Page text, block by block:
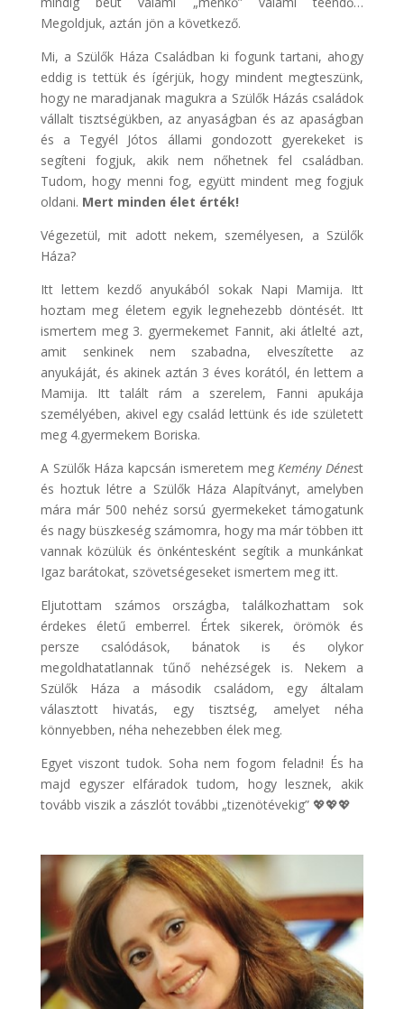
Megoldjuk, aztán jön a következő.
Mi, a Szülők Háza Családban ki fogunk tartani, ahogy
eddig is tettük és ígérjük, hogy mindent megteszünk,
hogy ne maradjanak magukra a Szülők Házás családok
vállalt tisztségükben, az anyaságban és az apaságban
és a Tegyél Jótos állami gondozott gyerekeket is
segíteni fogjuk, akik nem nőhetnek fel családban.
Tudom, hogy menni fog, együtt mindent meg fogjuk
oldani. Mert minden élet érték!
Végezetül, mit adott nekem, személyesen, a Szülők
Háza?
Itt lettem kezdő anyukából sokak Napi Mamija. Itt
hoztam meg életem egyik legnehezebb döntését. Itt
ismertem meg 3. gyermekemet Fannit, aki átlelté azt,
amit senkinek nem szabadna, elveszítette az
anyukáját, és akinek aztán 3 éves korától, én lettem a
Mamija. Itt talált rám a szerelem, Fanni apukája
személyében, akivel egy család lettünk és ide született
meg 4.gyermekem Boriska.
A Szülők Háza kapcsán ismeretem meg Kemény Dénest
és hoztuk létre a Szülők Háza Alapítványt, amelyben
mára már 500 nehéz sorsú gyermekeket támogatunk
és nagy büszkeség számomra, hogy ma már többen itt
vannak közülük és önkéntesként segítik a munkánkat
Igaz barátokat, szövetségeseket ismertem meg itt.
Eljutottam számos országba, találkozhattam sok
érdekes életű emberrel. Értek sikerek, örömök és
persze csalódások, bánatok is és olykor
megoldhatatlannak tűnő nehézségek is. Nekem a
Szülők Háza a második családom, egy általam
választott hivatás, egy tisztség, amelyet néha
könnyebben, néha nehezebben élek meg.
Egyet viszont tudok. Soha nem fogom feladni! És ha
majd egyszer elfáradok tudom, hogy lesznek, akik
tovább viszik a zászlót további „tizenötévekig” 💖💖💖